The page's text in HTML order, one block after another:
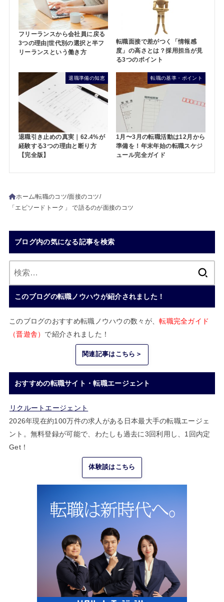
フリーランスから会社員に戻る
3つの理由|世代別の選択と半フ
リーランスという働き方
転職面接で差がつく「情報感
度」の高さとは？採用担当が見
る3つのポイント
退職準備の知恵
退職引き止めの真実｜62.4%が
経験する3つの理由と断り方
【完全版】
転職の基準・ポイント
1月〜3月の転職活動は12月から
準備を！年末年始の転職スケジ
ュール完全ガイド
ホーム 転職のコツ 面接のコツ
「エピソードトーク」 で語るのが面接のコツ
ブログ内の気になる記事を検索
このブログの転職ノウハウが紹介されました！
このブログのおすすめ転職ノウハウの数々が、転職完全ガイド
（晋遊舎） で紹介されました！
関連記事はこちら＞
おすすめの転職サイト・転職エージェント
リクルートエージェント
2026年現在約100万件の求人がある日本最大手の転職エージェ
ント。無料登録が可能で、わたしも過去に3回利用し、1回内定
Get！
体験談はこちら